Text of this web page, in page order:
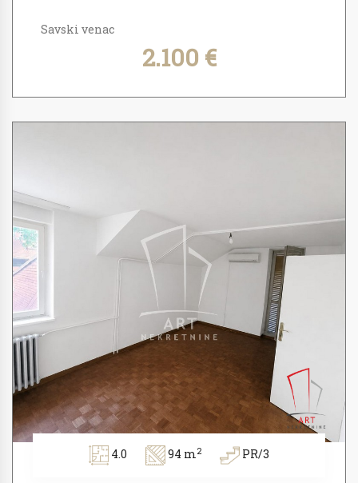
Savski venac
2.100 €
4.0 94 m2 PR/3